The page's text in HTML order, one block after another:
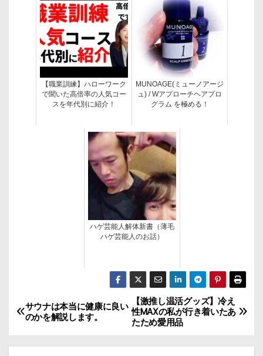
【職業訓練】ハローワーク
で聞いた高倍率の人気コー
スを年代別に紹介！
MUNOAGE(ミューノアージ
ュ) / Wアプローチヘアプロ
グラム を極める！
ハゲ芸能人解体新書（薄毛
ハゲ芸能人のお話）
投
【激推し温活グッズ】冷え
性MAXの私が行き着いたあ
たため愛用品
サウナは本当に健康に良い
のかを解説します。